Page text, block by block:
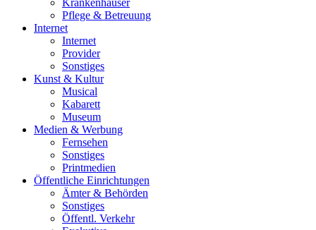
Krankenhäuser
Pflege & Betreuung
Internet
Internet
Provider
Sonstiges
Kunst & Kultur
Musical
Kabarett
Museum
Medien & Werbung
Fernsehen
Sonstiges
Printmedien
Öffentliche Einrichtungen
Ämter & Behörden
Sonstiges
Öffentl. Verkehr